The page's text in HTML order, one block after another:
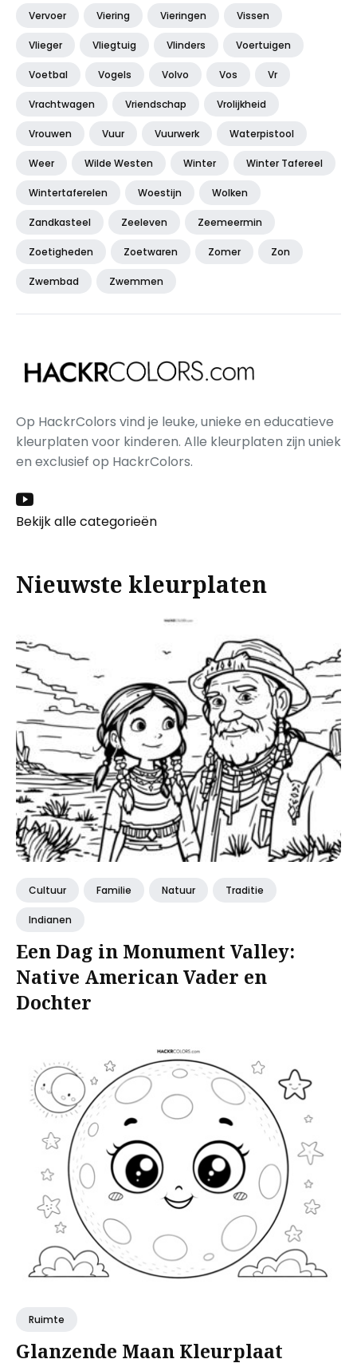
Vervoer Viering Vieringen Vissen
Vlieger Vliegtuig Vlinders Voertuigen
Voetbal Vogels Volvo Vos Vr
Vrachtwagen Vriendschap Vrolijkheid
Vrouwen Vuur Vuurwerk Waterpistool
Weer Wilde Westen Winter Winter Tafereel
Wintertaferelen Woestijn Wolken
Zandkasteel Zeeleven Zeemeermin
Zoetigheden Zoetwaren Zomer Zon
Zwembad Zwemmen
Op HackrColors vind je leuke, unieke en educatieve
kleurplaten voor kinderen. Alle kleurplaten zijn uniek
en exclusief op HackrColors.
Bekijk alle categorieën
Nieuwste kleurplaten
Cultuur Familie Natuur Traditie
Indianen
Een Dag in Monument Valley:
Native American Vader en
Dochter
Ruimte
Glanzende Maan Kleurplaat